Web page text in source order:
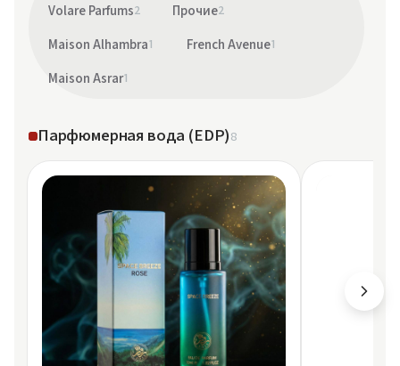
Volare Parfums2 Прочие2
Maison Alhambra1 French Avenue1
Maison Asrar1
Парфюмерная вода (EDP)8